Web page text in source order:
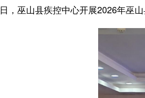
日，巫山县疾控中心开展2026年巫